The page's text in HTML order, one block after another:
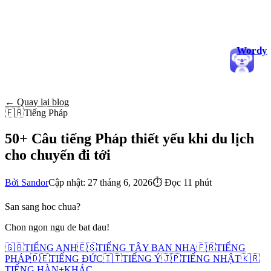
Wordy
← Quay lại blog
🇫🇷Tiếng Pháp
50+ Câu tiếng Pháp thiết yếu khi du lịch
cho chuyến đi tới
Bởi SandorCập nhật: 27 tháng 6, 2026⏱ Đọc 11 phút
San sang hoc chua?
Chon ngon ngu de bat dau!
🇬🇧TIẾNG ANH🇪🇸TIẾNG TÂY BAN NHA🇫🇷TIẾNG
PHÁP🇩🇪TIẾNG ĐỨC🇮🇹TIẾNG Ý🇯🇵TIẾNG NHẬT🇰🇷